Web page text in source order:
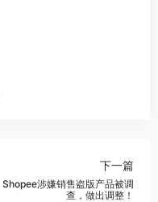
下一篇
Shopee涉嫌销售盗版产品被调
查，做出调整！